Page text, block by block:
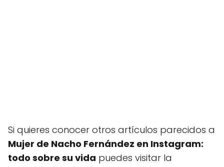
Si quieres conocer otros artículos parecidos a
Mujer de Nacho Fernández en Instagram:
todo sobre su vida puedes visitar la